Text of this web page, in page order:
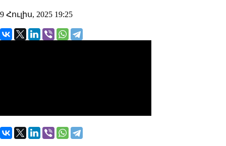
9 Հուլիս, 2025 19:25